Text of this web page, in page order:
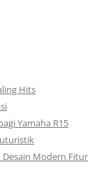
Hits
Yamaha R15
Modern Fitur